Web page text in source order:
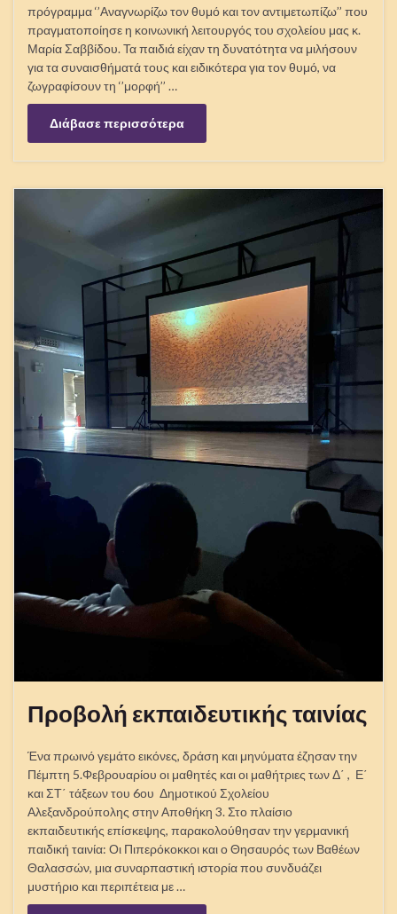
πρόγραμμα ‘’Αναγνωρίζω τον θυμό και τον αντιμετωπίζω’’ που
πραγματοποίησε η κοινωνική λειτουργός του σχολείου μας κ.
Μαρία Σαββίδου. Τα παιδιά είχαν τη δυνατότητα να μιλήσουν
για τα συναισθήματά τους και ειδικότερα για τον θυμό, να
ζωγραφίσουν τη ‘’μορφή’’ …
Διάβασε περισσότερα
Προβολή εκπαιδευτικής ταινίας
Ένα πρωινό γεμάτο εικόνες, δράση και μηνύματα έζησαν την
Πέμπτη 5.Φεβρουαρίου οι μαθητές και οι μαθήτριες των Δ΄ , Ε΄
και ΣΤ΄ τάξεων του 6ου Δημοτικού Σχολείου
Αλεξανδρούπολης στην Αποθήκη 3. Στο πλαίσιο
εκπαιδευτικής επίσκεψης, παρακολούθησαν την γερμανική
παιδική ταινία: Οι Πιπερόκοκκοι και ο Θησαυρός των Βαθέων
Θαλασσών, μια συναρπαστική ιστορία που συνδυάζει
μυστήριο και περιπέτεια με …